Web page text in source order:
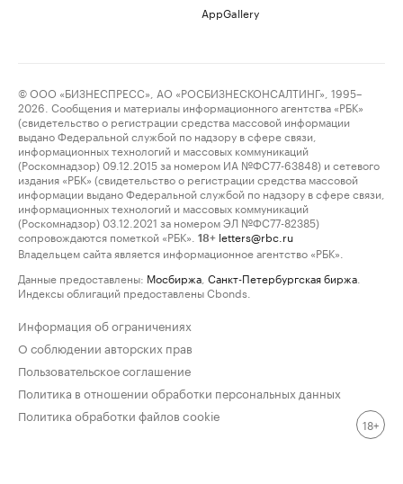
AppGallery
© ООО «БИЗНЕСПРЕСС», АО «РОСБИЗНЕСКОНСАЛТИНГ», 1995–
2026. Сообщения и материалы информационного агентства «РБК»
(свидетельство о регистрации средства массовой информации
выдано Федеральной службой по надзору в сфере связи,
информационных технологий и массовых коммуникаций
(Роскомнадзор) 09.12.2015 за номером ИА №ФС77-63848) и сетевого
издания «РБК» (свидетельство о регистрации средства массовой
информации выдано Федеральной службой по надзору в сфере связи,
информационных технологий и массовых коммуникаций
(Роскомнадзор) 03.12.2021 за номером ЭЛ №ФС77-82385)
сопровождаются пометкой «РБК».
18+ letters@rbc.ru
Владельцем сайта является информационное агентство «РБК».
Данные предоставлены: Мосбиржа Санкт-Петербургская биржа
Индексы облигаций предоставлены Cbonds.
Информация об ограничениях
О соблюдении авторских прав
Пользовательское соглашение
Политика в отношении обработки персональных данных
Политика обработки файлов cookie
18+